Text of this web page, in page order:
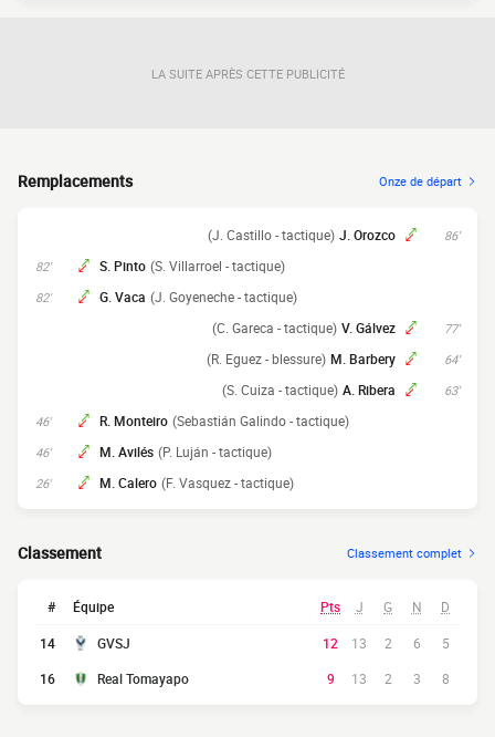
LA SUITE APRÈS CETTE PUBLICITÉ
Remplacements Onze de départ
86'
J. Orozco
(J. Castillo - tactique)
82' S. Pinto (S. Villarroel - tactique)
82' G. Vaca (J. Goyeneche - tactique)
77'
V. Gálvez
(C. Gareca - tactique)
64'
M. Barbery
(R. Eguez - blessure)
63'
A. Ribera
(S. Cuiza - tactique)
46' R. Monteiro (Sebastián Galindo - tactique)
46' M. Avilés (P. Luján - tactique)
26' M. Calero (F. Vasquez - tactique)
Classement Classement complet
# Équipe Pts J G N D
14 GVSJ 12 13 2 6
5
16
Real Tomayapo 9 13 2 3 8